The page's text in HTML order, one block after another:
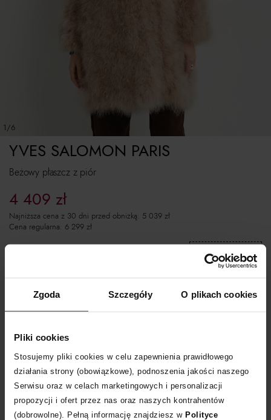
Zgoda Szczegóły O plikach cookies
Pliki cookies
Stosujemy pliki cookies w celu zapewnienia prawidłowego
działania strony (obowiązkowe), podnoszenia jakości naszego
Serwisu oraz w celach marketingowych i personalizacji
propozycji i ofert przez nas oraz naszych kontrahentów
(dobrowolne). Pełną informację znajdziesz w Polityce
1/6
Beżowy płaszcz z piór
YVES SALOMON PARIS
4 409 zł
Najniższa cena z 30 dni przed obniżką: 5 039 zł
Cena regularna: 6 299 zł
EXTRA10
DLA ZAMÓWIEŃ POWYŻEJ 399 ZŁ
WYBIERZ ROZMIAR
DODAJ DO KOSZYKA